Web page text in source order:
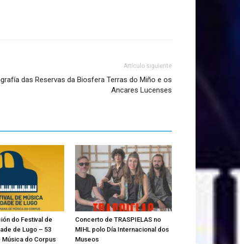
Artículo siguiente
das Reservas da Biosfera Terras do Miño e os
Ancares Lucenses
do Festival de
de Lugo – 53
Música do Corpus
Concerto de TRASPIELAS no
MIHL polo Día Internacional dos
Museos